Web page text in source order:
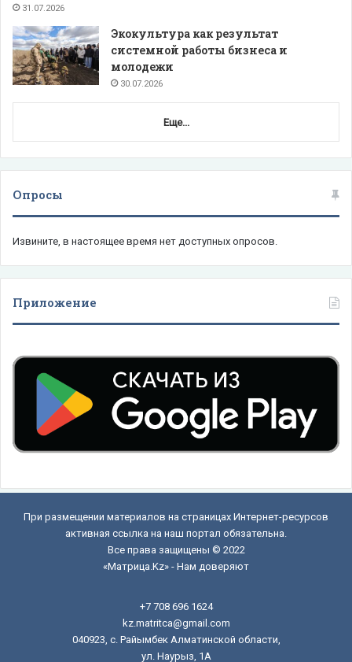
31.07.2026
Экокультура как результат
системной работы бизнеса и
молодежи
30.07.2026
Еще...
Опросы
Извините, в настоящее время нет доступных опросов.
Приложение
При размещении материалов на страницах Интернет-ресурсов
активная ссылка на наш портал обязательна.
Все права защищены © 2022
«Матрица.Kz» - Нам доверяют
+7 708 696 1624
kz.matritca@gmail.com
040923, с. Райымбек Алматинской области,
ул. Наурыз, 1А